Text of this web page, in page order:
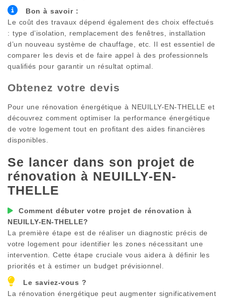
Bon à savoir :
Le coût des travaux dépend également des choix effectués
: type d’isolation, remplacement des fenêtres, installation
d’un nouveau système de chauffage, etc. Il est essentiel de
comparer les devis et de faire appel à des professionnels
qualifiés pour garantir un résultat optimal.
Obtenez votre devis
Pour une rénovation énergétique à NEUILLY-EN-THELLE et
découvrez comment optimiser la performance énergétique
de votre logement tout en profitant des aides financières
disponibles.
Se lancer dans son projet de
rénovation à NEUILLY-EN-
THELLE
Comment débuter votre projet de rénovation à
NEUILLY-EN-THELLE?
La première étape est de réaliser un diagnostic précis de
votre logement pour identifier les zones nécessitant une
intervention. Cette étape cruciale vous aidera à définir les
priorités et à estimer un budget prévisionnel.
Le saviez-vous ?
La rénovation énergétique peut augmenter significativement